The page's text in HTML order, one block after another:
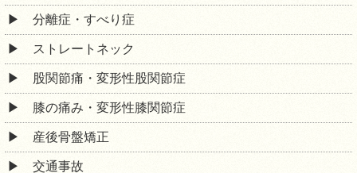
分離症・すべり症
ストレートネック
股関節痛・変形性股関節症
膝の痛み・変形性膝関節症
産後骨盤矯正
交通事故